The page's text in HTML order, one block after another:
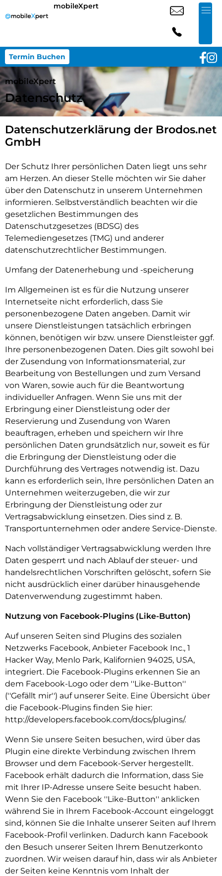
mobileXpert
Termin Buchen
mobileXpert
Datenschutz
Datenschutzerklärung der Brodos.net
GmbH
Der Schutz Ihrer persönlichen Daten liegt uns sehr
am Herzen. An dieser Stelle möchten wir Sie daher
über den Datenschutz in unserem Unternehmen
informieren. Selbstverständlich beachten wir die
gesetzlichen Bestimmungen des
Datenschutzgesetzes (BDSG) des
Telemediengesetzes (TMG) und anderer
datenschutzrechtlicher Bestimmungen.
Umfang der Datenerhebung und -speicherung
Im Allgemeinen ist es für die Nutzung unserer
Internetseite nicht erforderlich, dass Sie
personenbezogene Daten angeben. Damit wir
unsere Dienstleistungen tatsächlich erbringen
können, benötigen wir bzw. unsere Dienstleister ggf.
Ihre personenbezogenen Daten. Dies gilt sowohl bei
der Zusendung von Informationsmaterial, zur
Bearbeitung von Bestellungen und zum Versand
von Waren, sowie auch für die Beantwortung
individueller Anfragen. Wenn Sie uns mit der
Erbringung einer Dienstleistung oder der
Reservierung und Zusendung von Waren
beauftragen, erheben und speichern wir Ihre
persönlichen Daten grundsätzlich nur, soweit es für
die Erbringung der Dienstleistung oder die
Durchführung des Vertrages notwendig ist. Dazu
kann es erforderlich sein, Ihre persönlichen Daten an
Unternehmen weiterzugeben, die wir zur
Erbringung der Dienstleistung oder zur
Vertragsabwicklung einsetzen. Dies sind z. B.
Transportunternehmen oder andere Service-Dienste.
Nach vollständiger Vertragsabwicklung werden Ihre
Daten gesperrt und nach Ablauf der steuer- und
handelsrechtlichen Vorschriften gelöscht, sofern Sie
nicht ausdrücklich einer darüber hinausgehende
Datenverwendung zugestimmt haben.
Nutzung von Facebook-Plugins (Like-Button)
Auf unseren Seiten sind Plugins des sozialen
Netzwerks Facebook, Anbieter Facebook Inc., 1
Hacker Way, Menlo Park, Kalifornien 94025, USA,
integriert. Die Facebook-Plugins erkennen Sie an
dem Facebook-Logo oder dem ''Like-Button''
(''Gefällt mir'') auf unserer Seite. Eine Übersicht über
die Facebook-Plugins finden Sie hier:
http://developers.facebook.com/docs/plugins/.
Wenn Sie unsere Seiten besuchen, wird über das
Plugin eine direkte Verbindung zwischen Ihrem
Browser und dem Facebook-Server hergestellt.
Facebook erhält dadurch die Information, dass Sie
mit Ihrer IP-Adresse unsere Seite besucht haben.
Wenn Sie den Facebook ''Like-Button'' anklicken
während Sie in Ihrem Facebook-Account eingeloggt
sind, können Sie die Inhalte unserer Seiten auf Ihrem
Facebook-Profil verlinken. Dadurch kann Facebook
den Besuch unserer Seiten Ihrem Benutzerkonto
zuordnen. Wir weisen darauf hin, dass wir als Anbieter
der Seiten keine Kenntnis vom Inhalt der